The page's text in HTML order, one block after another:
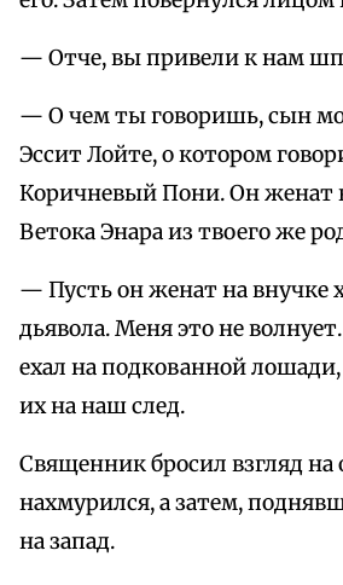
— Отче, вы привели к нам
— О чем ты говоришь, сын
Эссит Лойте, о котором
Коричневый Пони. Он женат
Ветока Энара из твоего же
— Пусть он женат на внучке
дьявола. Меня это не
ехал на подкованной
их на наш след.
Священник бросил взгляд на
нахмурился, а затем,
на запад.